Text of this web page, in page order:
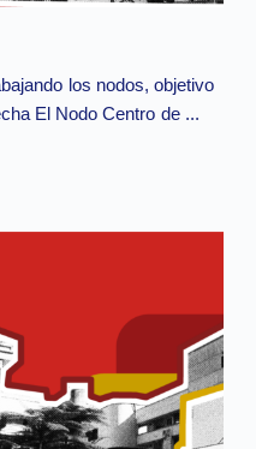
los nodos, objetivo
El Nodo Centro de ...